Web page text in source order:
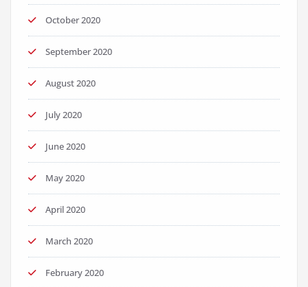
October 2020
September 2020
August 2020
July 2020
June 2020
May 2020
April 2020
March 2020
February 2020